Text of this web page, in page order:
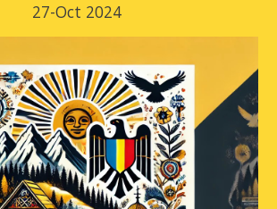
27-Oct 2024